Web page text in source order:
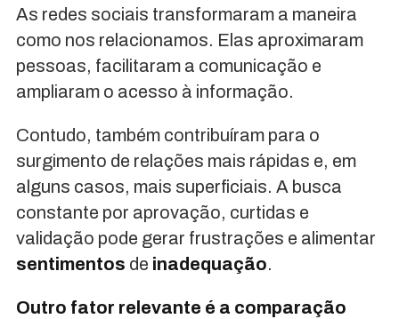
As redes sociais transformaram a maneira
como nos relacionamos. Elas aproximaram
pessoas, facilitaram a comunicação e
ampliaram o acesso à informação.
Contudo, também contribuíram para o
surgimento de relações mais rápidas e, em
alguns casos, mais superficiais. A busca
constante por aprovação, curtidas e
validação pode gerar frustrações e alimentar
sentimentos de inadequação.
Outro fator relevante é a comparação